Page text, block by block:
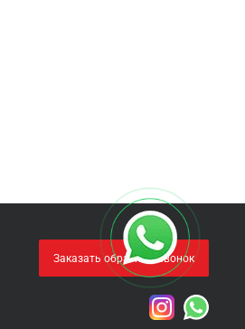
Заказать обратный звонок